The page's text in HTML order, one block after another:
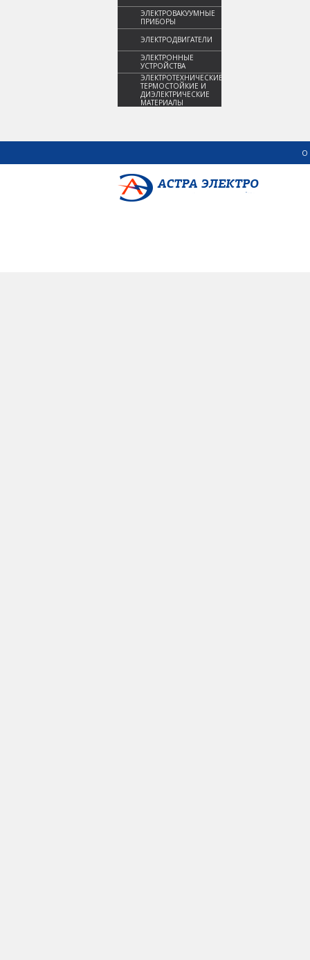
ЭЛЕКТРОВАКУУМНЫЕ
ПРИБОРЫ
ЭЛЕКТРОДВИГАТЕЛИ
ЭЛЕКТРОННЫЕ
УСТРОЙСТВА
ЭЛЕКТРОТЕХНИЧЕСКИЕ,
ТЕРМОСТОЙКИЕ И
ДИЭЛЕКТРИЧЕСКИЕ
МАТЕРИАЛЫ